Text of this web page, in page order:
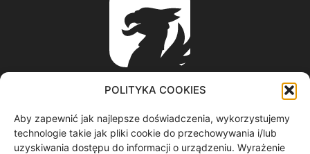
POLITYKA COOKIES
Aby zapewnić jak najlepsze doświadczenia, wykorzystujemy
technologie takie jak pliki cookie do przechowywania i/lub
uzyskiwania dostępu do informacji o urządzeniu. Wyrażenie
ABOUT US